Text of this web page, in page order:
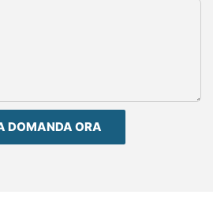
DOMANDA ORA